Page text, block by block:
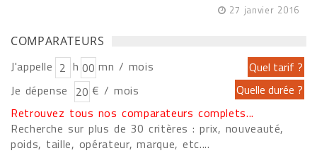
27 janvier 2016
COMPARATEURS
J'appelle h
mn / mois
Je dépense
€ / mois
Retrouvez tous nos comparateurs complets...
Recherche sur plus de 30 critères : prix, nouveauté,
poids, taille, opérateur, marque, etc....